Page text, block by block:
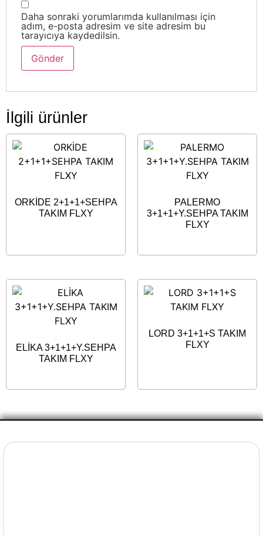
Daha sonraki yorumlarımda kullanılması için
adım, e-posta adresim ve site adresim bu
tarayıcıya kaydedilsin.
İlgili ürünler
ORKİDE 2+1+1+SEHPA
TAKIM FLXY
PALERMO
3+1+1+Y.SEHPA TAKIM
FLXY
ELİKA 3+1+1+Y.SEHPA
TAKIM FLXY
LORD 3+1+1+S TAKIM
FLXY